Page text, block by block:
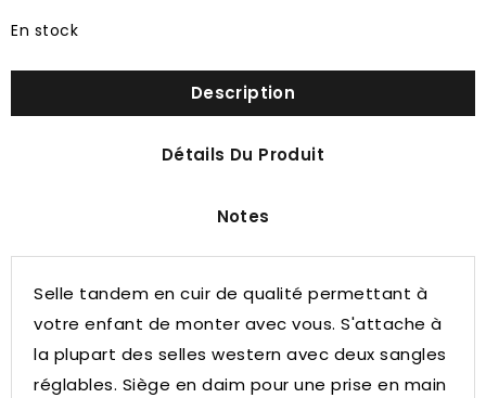
En stock
Description
Détails Du Produit
Notes
Selle tandem en cuir de qualité permettant à
votre enfant de monter avec vous. S'attache à
la plupart des selles western avec deux sangles
réglables. Siège en daim pour une prise en main